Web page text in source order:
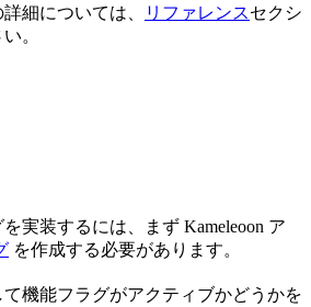
細については、
リファレンスセクシ
。
実装するには、まず Kameleoon ア
を作成する必要があります。
機能フラグがアクティブかどうかを